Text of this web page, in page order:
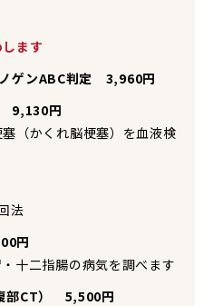
ます
ゲンABC判定 3,960円
9,130円
（かくれ脳梗塞）を血液検
法
円
十二指腸の病気を調べます
部CT） 5,500円